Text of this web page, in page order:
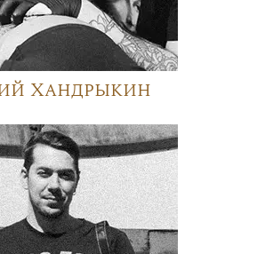
Хандрыкин